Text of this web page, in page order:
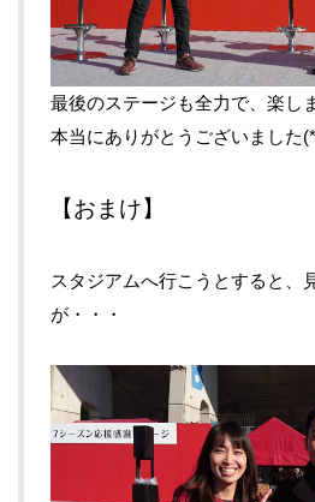
最後のステージも全力で、楽し
本当にありがとうございました
【おまけ】
スタジアムへ行こうとすると、
が・・・